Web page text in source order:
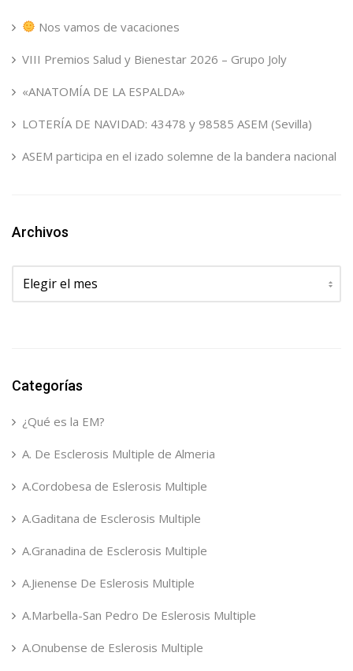
Nos vamos de vacaciones
VIII Premios Salud y Bienestar 2026 – Grupo Joly
«ANATOMÍA DE LA ESPALDA»
LOTERÍA DE NAVIDAD: 43478 y 98585 ASEM (Sevilla)
ASEM participa en el izado solemne de la bandera nacional
Archivos
Archivos
Categorías
¿Qué es la EM?
A. De Esclerosis Multiple de Almeria
A.Cordobesa de Eslerosis Multiple
A.Gaditana de Esclerosis Multiple
A.Granadina de Esclerosis Multiple
A.Jienense De Eslerosis Multiple
A.Marbella-San Pedro De Eslerosis Multiple
A.Onubense de Eslerosis Multiple